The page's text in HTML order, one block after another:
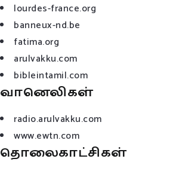
lourdes-france.org
banneux-nd.be
fatima.org
arulvakku.com
bibleintamil.com
வானெலிகள்
radio.arulvakku.com
www.ewtn.com
தொலைகாட்சிகள்